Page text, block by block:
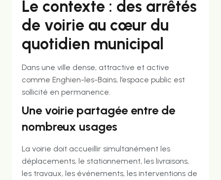
Le contexte : des arrêtés
de voirie au cœur du
quotidien municipal
Dans une ville dense, attractive et active
comme Enghien-les-Bains, l’espace public est
sollicité en permanence.
Une voirie partagée entre de
nombreux usages
La voirie doit accueillir simultanément les
déplacements, le stationnement, les livraisons,
les travaux, les événements, les interventions de